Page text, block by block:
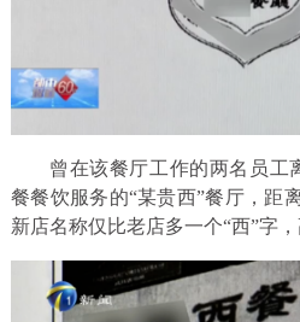
曾在该餐厅工作的两名员工
餐餐饮服务的“某贵西”餐厅，距
新店名称仅比老店多一个“西”字，